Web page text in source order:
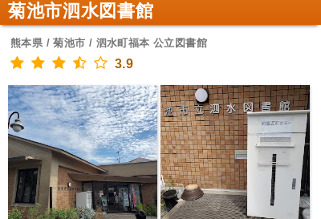
菊池市泗水図書館
熊本県 / 菊池市 / 泗水町福本 公立図書館
3.9